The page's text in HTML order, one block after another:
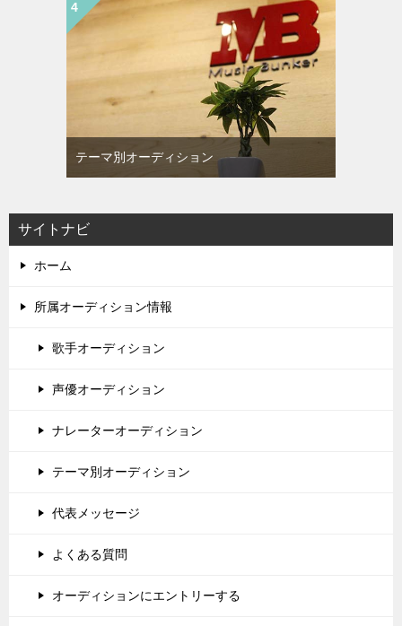
テーマ別オーディション
サイトナビ
ホーム
所属オーディション情報
歌手オーディション
声優オーディション
ナレーターオーディション
テーマ別オーディション
代表メッセージ
よくある質問
オーディションにエントリーする